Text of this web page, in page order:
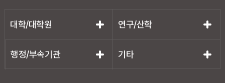
대학/대학원 연구/산학
행정/부속기관 기타